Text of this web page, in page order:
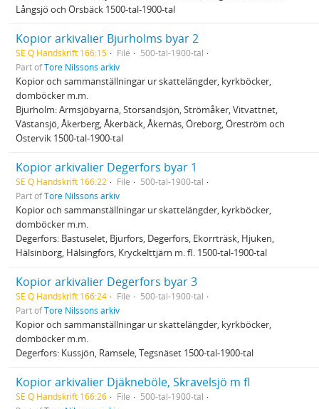
Långsjö och Örsbäck 1500-tal-1900-tal
Kopior arkivalier Bjurholms byar 2
SE Q Handskrift 166:15 File
500-tal-1900-tal
Part ofTore Nilssons arkiv
Kopior och sammanställningar ur skattelängder, kyrkböcker,
domböcker m.m.
Bjurholm: Armsjöbyarna, Storsandsjön, Strömåker, Vitvattnet,
Västansjö, Åkerberg, Åkerbäck, Åkernäs, Öreborg, Öreström och
Östervik 1500-tal-1900-tal
Kopior arkivalier Degerfors byar 1
SE Q Handskrift 166:22 File
500-tal-1900-tal
Part ofTore Nilssons arkiv
Kopior och sammanställningar ur skattelängder, kyrkböcker,
domböcker m.m.
Degerfors: Bastuselet, Bjurfors, Degerfors, Ekorrträsk, Hjuken,
Hälsinborg, Hälsingfors, Kryckelttjärn m. fl. 1500-tal-1900-tal
Kopior arkivalier Degerfors byar 3
SE Q Handskrift 166:24 File
500-tal-1900-tal
Part ofTore Nilssons arkiv
Kopior och sammanställningar ur skattelängder, kyrkböcker,
domböcker m.m.
Degerfors: Kussjön, Ramsele, Tegsnäset 1500-tal-1900-tal
Kopior arkivalier Djäkneböle, Skravelsjö m fl
SE Q Handskrift 166:26 File
500-tal-1900-tal